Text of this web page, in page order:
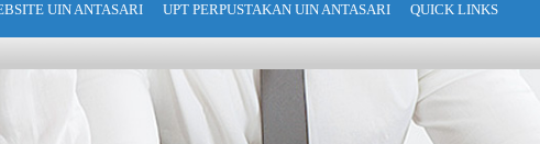
UIN ANTASARI UPT PERPUSTAKAN UIN ANTASARI QUICK LINKS